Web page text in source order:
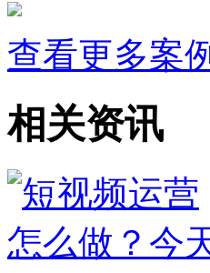
查看更多案
相关资讯